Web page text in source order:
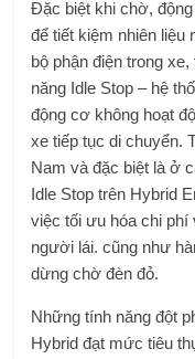
Đặc biệt khi chờ,
để tiết kiệm nhiên liệu
bộ phận điện trong
năng Idle Stop – hệ
động cơ không hoạt
xe tiếp tục di chuyển.
Nam và đặc biệt là ở
Idle Stop trên Hybrid
việc tối ưu hóa chi phí
người lái. cũng như
dừng chờ đèn đỏ.
Những tính năng đột
Hybrid đạt mức tiêu